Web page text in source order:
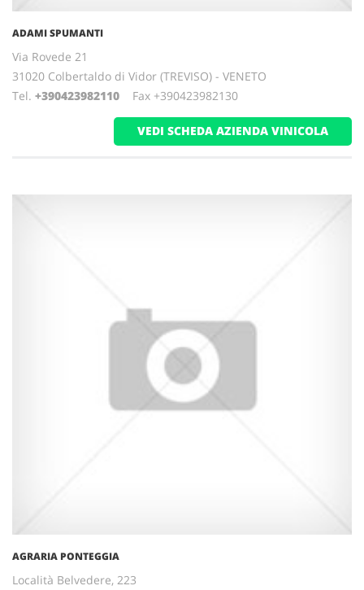
ADAMI SPUMANTI
Via Rovede 21
31020 Colbertaldo di Vidor (TREVISO) - VENETO
Tel. +390423982110 Fax +390423982130
VEDI SCHEDA AZIENDA VINICOLA
AGRARIA PONTEGGIA
Località Belvedere, 223